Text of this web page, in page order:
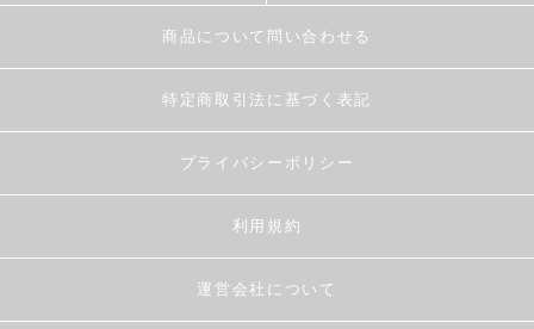
商品について問い合わせる
特定商取引法に基づく表記
プライバシーポリシー
利用規約
運営会社について